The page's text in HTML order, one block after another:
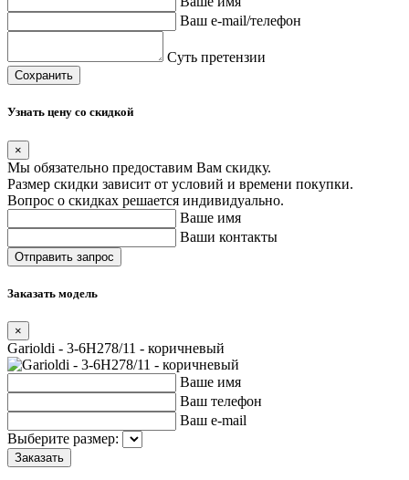
Ваш e-mail/телефон
Суть претензии
Сохранить
Узнать цену со скидкой
×
Мы обязательно предоставим Вам скидку.
Размер скидки зависит от условий и времени покупки.
Вопрос о скидках решается индивидуально.
Ваше имя
Ваши контакты
Заказать модель
×
Garioldi - 3-6H278/11 - коричневый
Ваше имя
Ваш телефон
Ваш e-mail
Выберите размер: